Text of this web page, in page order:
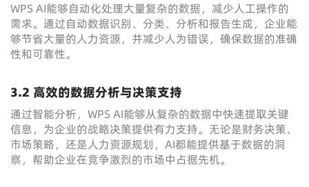
WPS AI能够自动化处理大量复杂的数据，减少人工操作的
需求。通过自动数据识别、分类、分析和报告生成，企业能
够节省大量的人力资源，并减少人为错误，确保数据的准确
性和可靠性。
3.2 高效的数据分析与决策支持
通过智能分析，WPS AI能够从复杂的数据中快速提取关键
信息，为企业的战略决策提供有力支持。无论是财务决策、
市场策略，还是人力资源规划，AI都能提供基于数据的洞
察，帮助企业在竞争激烈的市场中占据先机。